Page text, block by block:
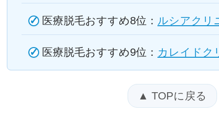
医療脱毛おすすめ8位： ルシアクリ
医療脱毛おすすめ9位： カレイドク
▲ TOPに戻る